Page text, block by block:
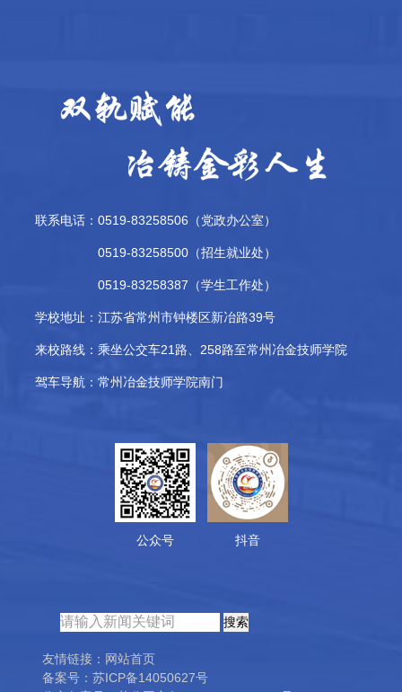
联系电话：0519-83258506（党政办公室）
0519-83258500（招生就业处）
0519-83258387（学生工作处）
学校地址： 江苏省常州市钟楼区新冶路39号
来校路线： 乘坐公交车21路、258路至常州冶金技师学院
驾车导航： 常州冶金技师学院南门
抖音
公众号
友情链接： 网站首页
备案号：苏ICP备14050627号